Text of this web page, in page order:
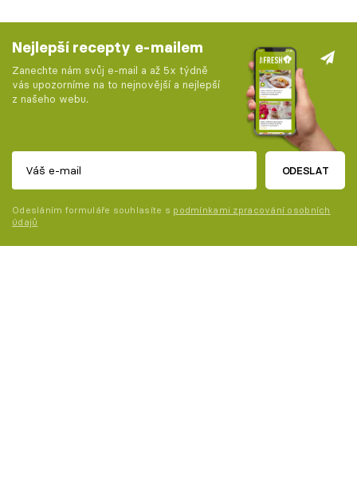
Nejlepší recepty e-mailem
Zanechte nám svůj e-mail a až 5x týdně
vás upozorníme na to nejnovější a nejlepší
z našeho webu.
ODESLAT
Odesláním formuláře souhlasíte s podmínkami zpracování osobních
údajů